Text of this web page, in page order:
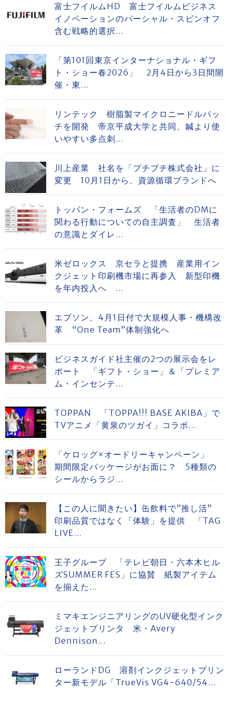
富士フイルムHD 富士フイルムビジネス
イノベーションのパーシャル・スピンオフ
含む戦略的選択...
「第101回東京インターナショナル・ギフ
ト・ショー春2026」 2月4日から3日間開
催・東...
リンテック 樹脂製マイクロニードルパッ
チを開発 帝京平成大学と共同、鍼より使
いやすい多点刺...
川上産業 社名を「プチプチ株式会社」に
変更 10月1日から、資源循環ブランドへ
トッパン・フォームズ 「生活者のDMに
関わる行動についての自主調査」 生活者
の意識とダイレ...
米ゼロックス 京セラと提携 産業用イン
クジェット印刷機市場に再参入 新型印機
を年内投入へ ...
エプソン、4月1日付で大規模人事・機構改
革 “One Team”体制強化へ
ビジネスガイド社主催の2つの展示会をレ
ポート 「ギフト・ショー」＆「プレミア
ム・インセンテ...
TOPPAN 「TOPPA!!! BASE AKIBA」で
TVアニメ「黄泉のツガイ」コラボ...
「ケロッグ×オードリーキャンペーン」
期間限定パッケージがお面に？ 5種類の
シールからラジ...
【この人に聞きたい】缶飲料で”推し活”
印刷品質ではなく「体験」を提供 「TAG
LIVE...
王子グループ 「テレビ朝日・六本木ヒル
ズSUMMER FES」に協賛 紙製アイテム
を揃えた...
ミマキエンジニアリングのUV硬化型インク
ジェットプリンタ 米・Avery
Dennison...
ローランドDG 溶剤インクジェットプリン
ター新モデル「TrueVis VG4-640/54...